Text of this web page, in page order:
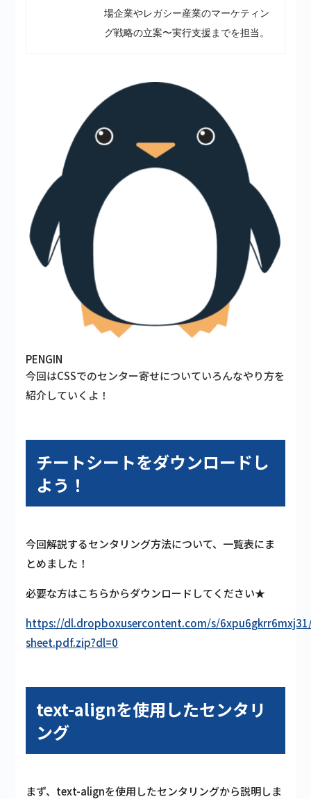
場企業やレガシー産業のマーケティン
グ戦略の立案〜実行支援までを担当。
PENGIN
今回はCSSでのセンター寄せについていろんなやり方を
紹介していくよ！
チートシートをダウンロードし
よう！
今回解説するセンタリング方法について、一覧表にま
とめました！
必要な方はこちらからダウンロードしてください★
https://dl.dropboxusercontent.com/s/
sheet.pdf.zip?dl=0
text-alignを使用したセンタリ
ング
まず、text-alignを使用したセンタリングから説明しま